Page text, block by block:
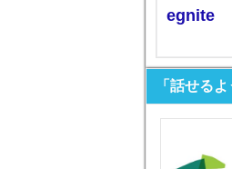
egnite
「話せる